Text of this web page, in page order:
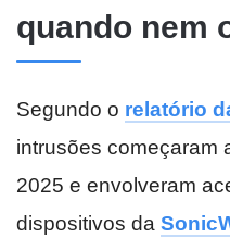
quando nem
Segundo o relatório
intrusões começaram
2025 e envolveram
dispositivos da